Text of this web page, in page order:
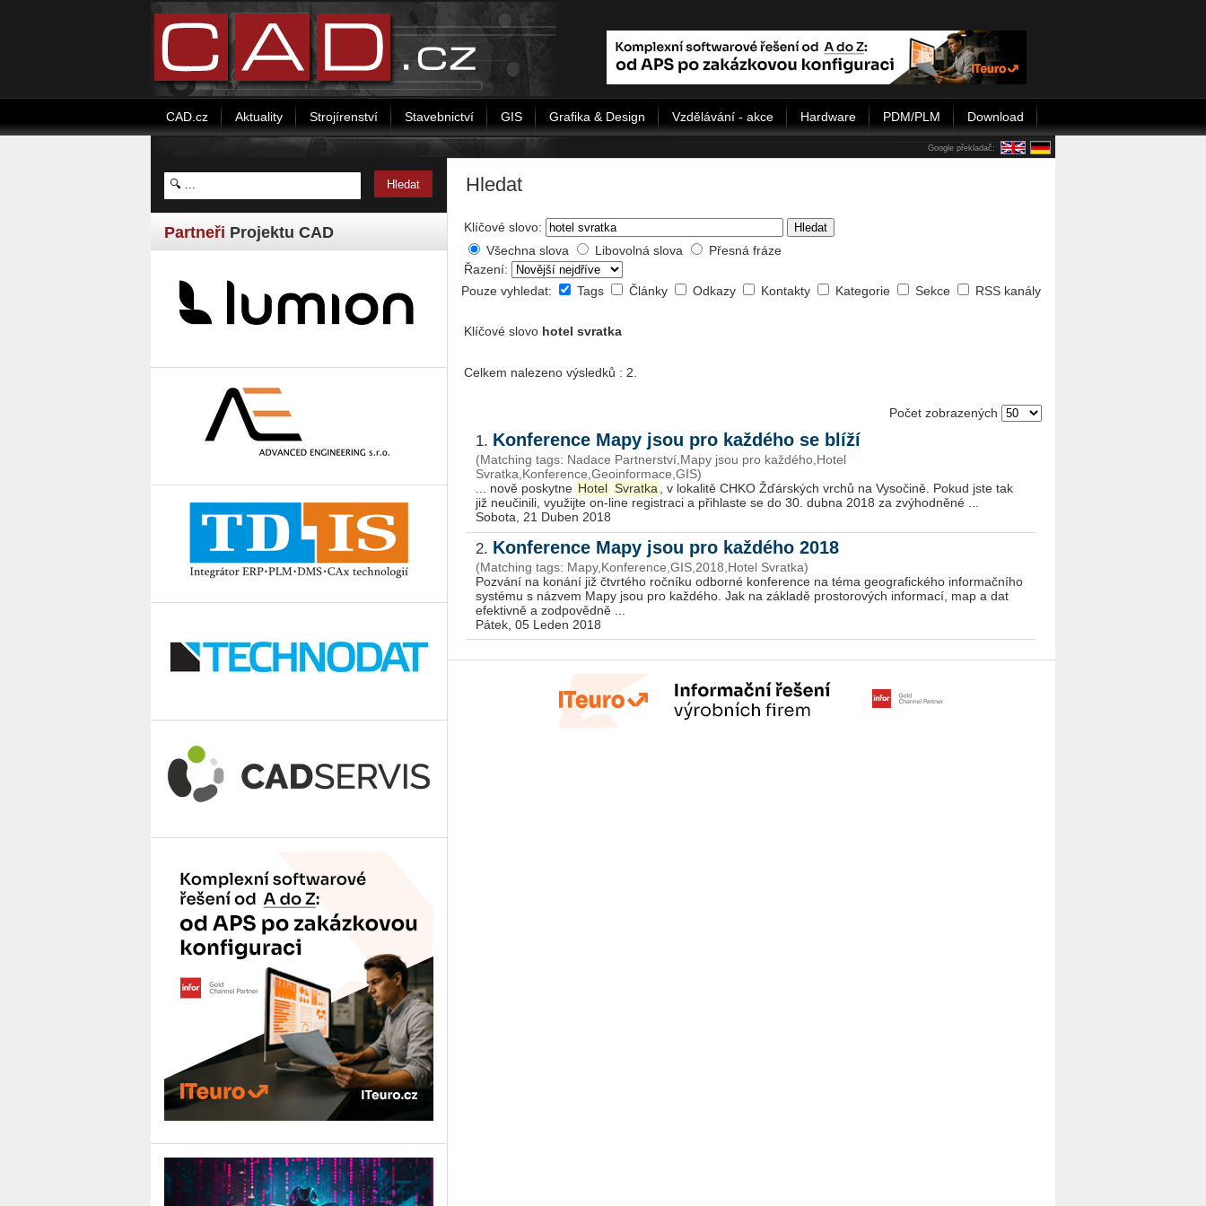
CAD.cz Aktuality Strojírenství Stavebnictví GIS Grafika & Design Vzdělávání - akce Hardware PDM/PLM Download
Google překladač:
Partneři Projektu CAD
Hledat
Klíčové slovo: Hledat
Všechna slova Libovolná slova
Přesná fráze
Řazení:
Pouze vyhledat:
Tags Články Odkazy Kontakty Kategorie Sekce RSS kanály
Klíčové slovo hotel svratka
Celkem nalezeno výsledků : 2.
Počet zobrazených
1. Konference Mapy jsou pro každého se blíží
(Matching tags: Nadace Partnerství,Mapy jsou pro každého,Hotel
Svratka,Konference,Geoinformace,GIS)
... nově po­skyt­ne Hotel Svratka
, v lokalitě CHKO Žďárských vrchů na Vysočině. Pokud jste tak
již neučinili, využijte on-line registraci a přihlaste se do 30. dubna 2018 za zvýhodněné ...
Sobota, 21 Duben 2018
2. Konference Mapy jsou pro každého 2018
(Matching tags: Mapy,Konference,GIS,2018,Hotel Svratka)
Pozvání na konání již čtvrtého ročníku odborné konference na téma geo­grafického informačního
systému s názvem Mapy jsou pro kaž­dé­ho. Jak na základě prostorových informací, map a dat
efektivně a zod­povědně ...
Pátek, 05 Leden 2018